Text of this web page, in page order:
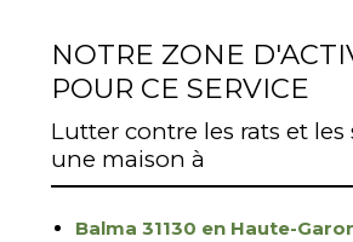
NOTRE ZONE
POUR CE SERVICE
Lutter contre les rats et les
une maison à
Balma 31130 en Haute-